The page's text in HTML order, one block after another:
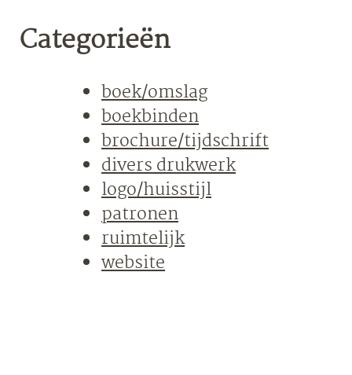
Categorieën
boek/omslag
boekbinden
brochure/tijdschrift
divers drukwerk
logo/huisstijl
patronen
ruimtelijk
website